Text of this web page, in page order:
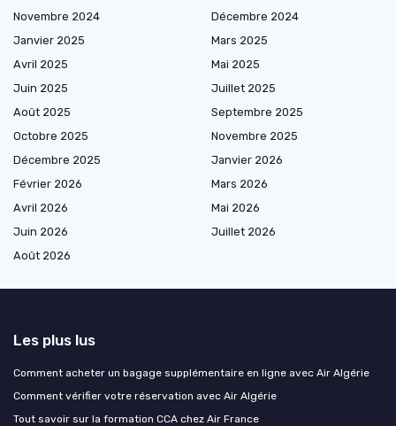
Novembre 2024
Décembre 2024
Janvier 2025
Mars 2025
Avril 2025
Mai 2025
Juin 2025
Juillet 2025
Août 2025
Septembre 2025
Octobre 2025
Novembre 2025
Décembre 2025
Janvier 2026
Février 2026
Mars 2026
Avril 2026
Mai 2026
Juin 2026
Juillet 2026
Août 2026
Les plus lus
Comment acheter un bagage supplémentaire en ligne avec Air Algérie
Comment vérifier votre réservation avec Air Algérie
Tout savoir sur la formation CCA chez Air France